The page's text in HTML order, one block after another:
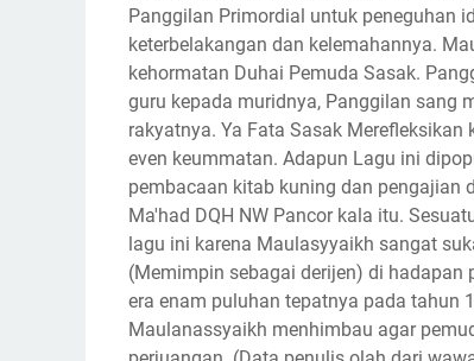
Panggilan Primordial untuk peneguhan
keterbelakangan dan kelemahannya.
kehormatan Duhai Pemuda Sasak.
guru kepada muridnya, Panggilan sang
rakyatnya. Ya Fata Sasak
even keummatan. Adapun Lagu ini
pembacaan kitab kuning dan pengajian
Ma'had DQH NW Pancor kala itu.
lagu ini karena Maulasyyaikh sangat
(Memimpin sebagai derijen) di
era enam puluhan tepatnya pada tahun
Maulanassyaikh menhimbau agar